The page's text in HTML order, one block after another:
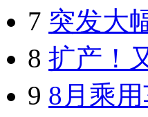
7 突发大
8 扩产！
9 8月乘